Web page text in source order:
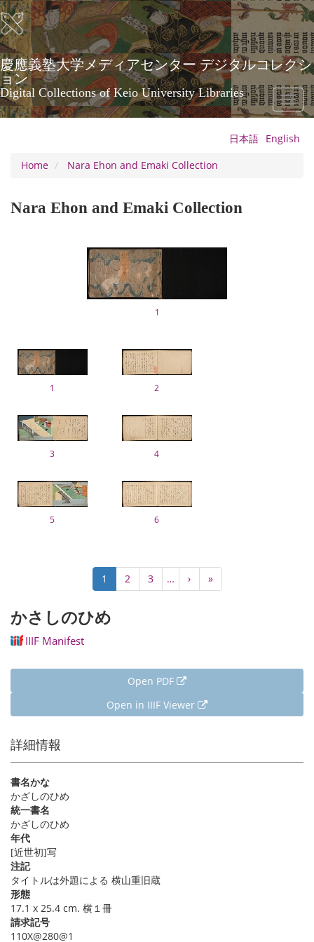
Skip
to
main
content
慶應義塾大学メディアセンター デジタルコレクシ
ョン
Digital Collections of Keio University Libraries
Toggle
日本語 English
Home
Nara Ehon and Emaki Collection
Nara Ehon and Emaki Collection
1
1 2
3 4
5 6
Current
page
1 Page
2 Page
3 …
Next
page
›
Last
page
»
かさしのひめ
IIIF Manifest
Open PDF
Open in IIIF Viewer
詳細情報
書名かな
かざしのひめ
統一書名
かざしのひめ
年代
[近世初]写
注記
タイトルは外題による 横山重旧蔵
形態
17.1 x 25.4 cm. 横１冊
請求記号
110X@280@1